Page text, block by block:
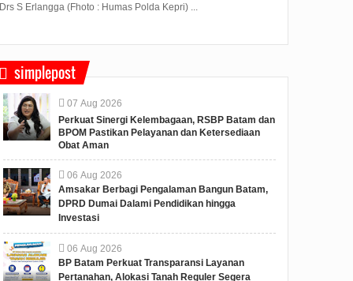
Drs S Erlangga (Fhoto : Humas Polda Kepri) ...
simplepost
07 Aug 2026
Perkuat Sinergi Kelembagaan, RSBP Batam dan
BPOM Pastikan Pelayanan dan Ketersediaan
Obat Aman
06 Aug 2026
Amsakar Berbagi Pengalaman Bangun Batam,
DPRD Dumai Dalami Pendidikan hingga
Investasi
06 Aug 2026
BP Batam Perkuat Transparansi Layanan
Pertanahan, Alokasi Tanah Reguler Segera